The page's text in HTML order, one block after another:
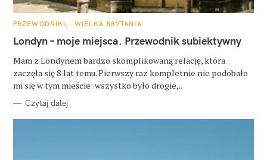
K
T
E
O
R
I
PRZEWODNIKI WIELKA BRYTANIA
Londyn – moje miejsca. Przewodnik subiektywny
Mam z Londynem bardzo skomplikowaną relację, która
zaczęła się 8 lat temu. Pierwszy raz kompletnie nie podobało
mi się w tym mieście: wszystko było drogie,..
Czytaj dalej